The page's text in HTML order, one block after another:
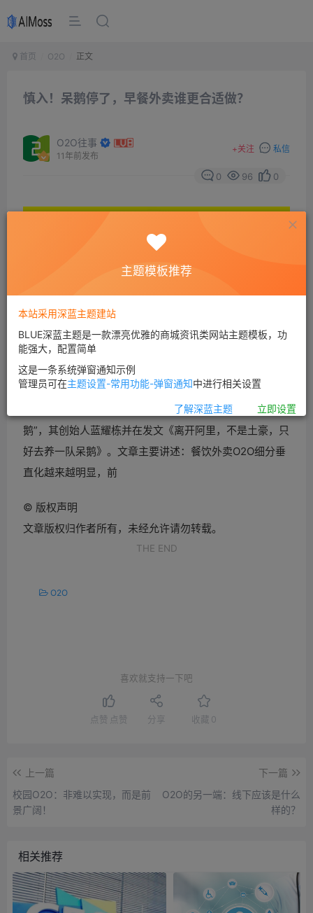
首页 O2O 正文
慎入！呆鹅停了，早餐外卖谁更合适做？
O2O往事
11年前发布
+关注 私信
0 96 0
网曾在2014年11月杭州行期间拜访当地外卖O2O企业“呆
鹅”，其创始人蓝耀栋并在发文《离开阿里，不是土豪，只
好去养一队呆鹅》。文章主要讲述： 餐饮外卖O2O细分垂
直化越来越明显，前
© 版权声明
文章版权归作者所有，未经允许请勿转载。
THE END
O2O
喜欢就支持一下吧
点赞 点赞 分享 收藏 0
上一篇
校园O2O：非难以实现，而是前
景广阔！
下一篇
O2O的另一端：线下应该是什么
样的？
相关推荐
主题模板推荐
本站采用深蓝主题建站
BLUE深蓝主题是一款漂亮优雅的商城资讯类网站主题模板，功
能强大，配置简单
这是一条系统弹窗通知示例
管理员可在主题设置-常用功能-弹窗通知中进行相关设置
了解深蓝主题 立即设置